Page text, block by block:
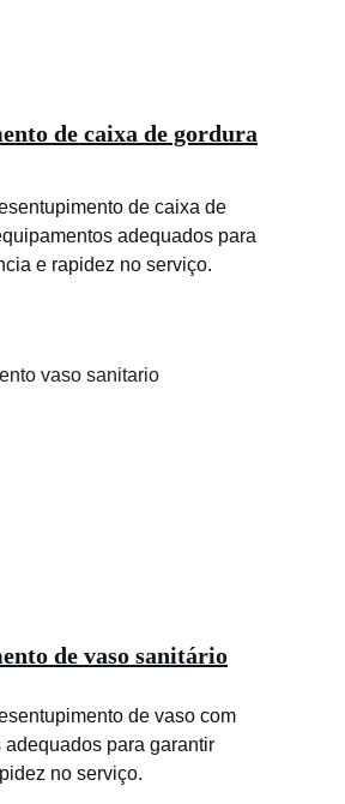
de caixa de gordura
de caixa de
adequados para
e rapidez no serviço.
de vaso sanitário
de vaso com
para garantir
no serviço.